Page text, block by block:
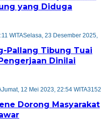
yang Diduga
WITASelasa, 23 Desember 2025,
Pallang Tibung Tuai
Dinilai
Jumat, 12 Mei 2023, 22:54 WITA3152
Dorong Masyarakat